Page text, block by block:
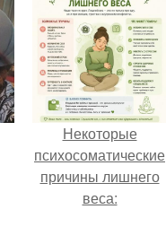
Некоторые
психосоматические
причины лишнего
веса: